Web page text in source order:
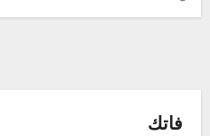
فاتك